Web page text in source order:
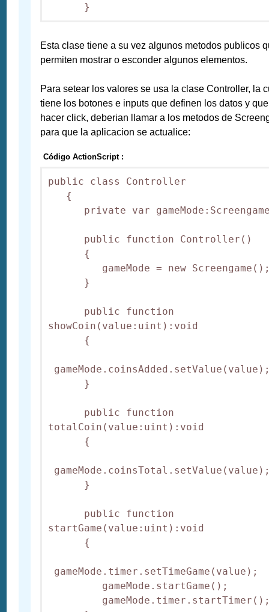
Esta clase tiene a su vez algunos metodos publicos
permiten mostrar o esconder algunos elementos.
Para setear los valores se usa la clase Controller, la
tiene los botones e inputs que definen los datos y
hacer click, deberian llamar a los metodos de
para que la aplicacion se actualice:
Código ActionScript :
public class Controller
{
private var
public function Controller()
{
gameMode = new
}
public function
showCoin(value:uint):void
{
}
public function
totalCoin(value:uint):void
{
}
public function
startGame(value:uint):void
{
gameMode.timer.setTimeGame(value);
gameMode.startGame();